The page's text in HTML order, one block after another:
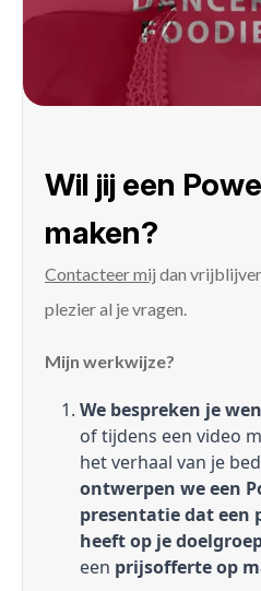
Wil jij een
maken?
Contacteer mij dan
plezier al je vragen.
Mijn werkwijze?
We bespreken je
of tijdens een video
het verhaal van je
ontwerpen we een
presentatie dat een
heeft op je
een prijsofferte op